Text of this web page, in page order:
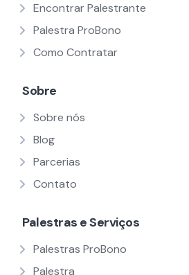
Encontrar Palestrante
Palestra ProBono
Como Contratar
Sobre
Sobre nós
Blog
Parcerias
Contato
Palestras e Serviços
Palestras ProBono
Palestra